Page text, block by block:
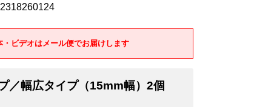
・ビデオはメール便でお届けします
／幅広タイプ（15mm幅）2個